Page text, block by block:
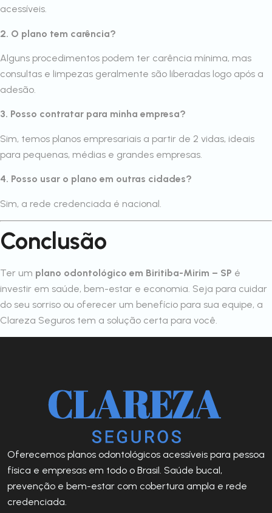
acessíveis.
2. O plano tem carência?
Alguns procedimentos podem ter carência mínima, mas
consultas e limpezas geralmente são liberadas logo após a
adesão.
3. Posso contratar para minha empresa?
Sim, temos planos empresariais a partir de 2 vidas, ideais
para pequenas, médias e grandes empresas.
4. Posso usar o plano em outras cidades?
Sim, a rede credenciada é nacional.
Conclusão
Ter um plano odontológico em Biritiba-Mirim – SP é
investir em saúde, bem-estar e economia. Seja para cuidar
do seu sorriso ou oferecer um benefício para sua equipe, a
Clareza Seguros tem a solução certa para você.
Oferecemos planos odontológicos acessíveis para pessoa
física e empresas em todo o Brasil. Saúde bucal,
prevenção e bem-estar com cobertura ampla e rede
credenciada.